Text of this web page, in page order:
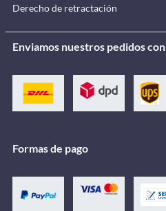
Derecho de retractación
Enviamos nuestros pedidos con
Formas de pago